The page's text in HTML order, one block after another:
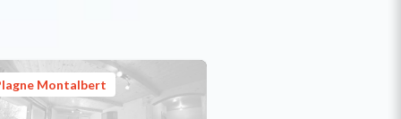
Montalbert